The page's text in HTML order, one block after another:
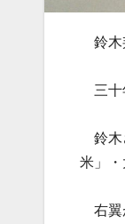
鈴木
三十
鈴木
米」・
右翼